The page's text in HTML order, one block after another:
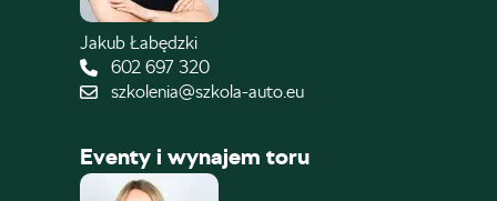
Jakub Łabędzki
602 697 320
szkolenia@szkola-auto.eu
Eventy i wynajem toru